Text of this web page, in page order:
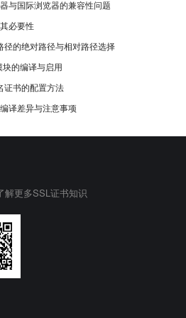
与国际浏览器的兼容性问题
必要性
的绝对路径与相对路径选择
的编译与启用
证书的配置方法
译差异与注意事项
解更多SSL证书知识